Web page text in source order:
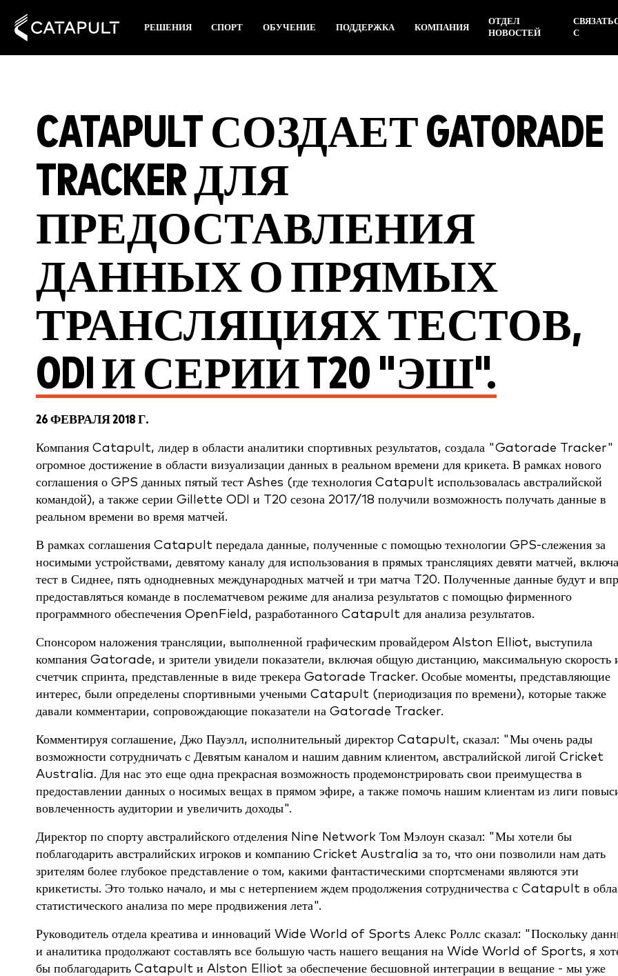
РЕШЕНИЯ СПОРТ ОБУЧЕНИЕ ПОДДЕРЖКА КОМПАНИЯ
ОТДЕЛ
НОВОСТЕЙ
С
CATAPULT СОЗДАЕТ GATORADE
TRACKER ДЛЯ
ПРЕДОСТАВЛЕНИЯ
ДАННЫХ О ПРЯМЫХ
ТРАНСЛЯЦИЯХ ТЕСТОВ,
ODI И СЕРИИ T20 "ЭШ".
26 ФЕВРАЛЯ 2018 Г.
Компания Catapult, лидер в области аналитики спортивных результатов, создала "Gatorade Tracker"
огромное достижение в области визуализации данных в реальном времени для крикета. В рамках нового
соглашения о GPS данных пятый тест Ashes (где технология Catapult использовалась австралийской
командой), а также серии Gillette ODI и T20 сезона 2017/18 получили возможность получать данные в
реальном времени во время матчей.
В рамках соглашения Catapult передала данные, полученные с помощью технологии GPS-слежения за
носимыми устройствами, девятому каналу для использования в прямых трансляциях девяти матчей,
тест в Сиднее, пять однодневных международных матчей и три матча T20. Полученные данные будут и
предоставляться команде в послематчевом режиме для анализа результатов с помощью фирменного
программного обеспечения OpenField, разработанного Catapult для анализа результатов.
Спонсором наложения трансляции, выполненной графическим провайдером Alston Elliot, выступила
компания Gatorade, и зрители увидели показатели, включая общую дистанцию, максимальную скорость
счетчик спринта, представленные в виде трекера Gatorade Tracker. Особые моменты, представляющие
интерес, были определены спортивными учеными Catapult (периодизация по времени), которые также
давали комментарии, сопровождающие показатели на Gatorade Tracker.
Комментируя соглашение, Джо Пауэлл, исполнительный директор Catapult, сказал: "Мы очень рады
возможности сотрудничать с Девятым каналом и нашим давним клиентом, австралийской лигой Cricket
Australia. Для нас это еще одна прекрасная возможность продемонстрировать свои преимущества в
предоставлении данных о носимых вещах в прямом эфире, а также помочь нашим клиентам из лиги
вовлеченность аудитории и увеличить доходы".
Директор по спорту австралийского отделения Nine Network Том Мэлоун сказал: "Мы хотели бы
поблагодарить австралийских игроков и компанию Cricket Australia за то, что они позволили нам дать
зрителям более глубокое представление о том, какими фантастическими спортсменами являются эти
крикетисты. Это только начало, и мы с нетерпением ждем продолжения сотрудничества с Catapult в
статистического анализа по мере продвижения лета".
Руководитель отдела креатива и инноваций Wide World of Sports Алекс Роллс сказал: "Поскольку
и аналитика продолжают составлять все большую часть нашего вещания на Wide World of Sports, я
бы поблагодарить Catapult и Alston Elliot за обеспечение бесшовной интеграции в вещание - мы уже